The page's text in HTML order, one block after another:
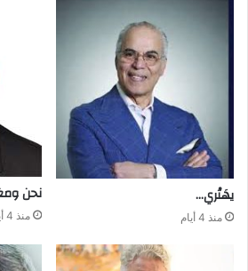
يهَتْري‭…‬
منذ 4 أيام
نحن‭ ‬ومغارة ابن‭ ‬خلدون
منذ 4 أيام